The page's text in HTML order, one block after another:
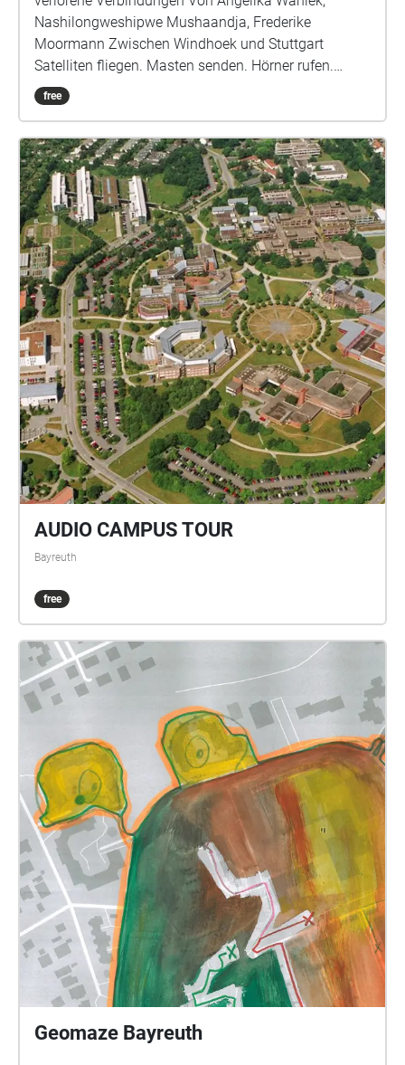
Nashilongweshipwe Mushaandja, Frederike
Moormann Zwischen Windhoek und Stuttgart
Satelliten fliegen. Masten senden. Hörner rufen.
Dieser Audiowalk eröffnet einen transkulturellen
Dialog zwischen Namibia und Deutschland – über
Funkverbindungen. Anrufung.
free
AUDIO CAMPUS TOUR
Bayreuth
free
Geomaze Bayreuth